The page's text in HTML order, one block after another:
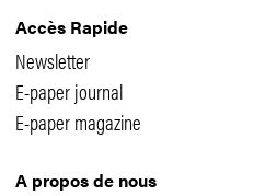
Accès Rapide
Newsletter
E-paper journal
E-paper magazine
A propos de nous